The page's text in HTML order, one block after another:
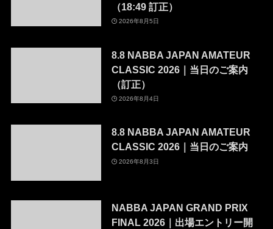
（18:49 訂正）
2026年8月5日
8.8 NABBA JAPAN AMATEUR
CLASSIC 2026｜当日のご案内
（訂正）
2026年8月4日
8.8 NABBA JAPAN AMATEUR
CLASSIC 2026｜当日のご案内
2026年8月3日
NABBA JAPAN GRAND PRIX
FINAL 2026｜出場エントリー開